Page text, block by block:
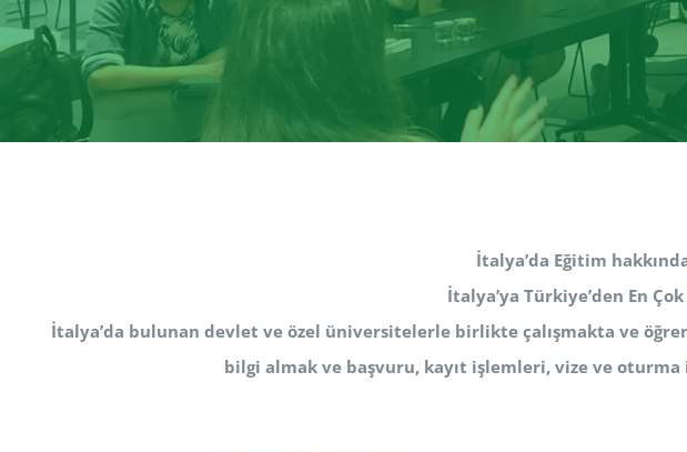
İtalya’da Eğitim
İtalya’ya Türkiye’den En
İtalya’da bulunan devlet ve özel üniversitelerle birlikte çalışmakta ve
bilgi almak ve başvuru, kayıt işlemleri, vize ve